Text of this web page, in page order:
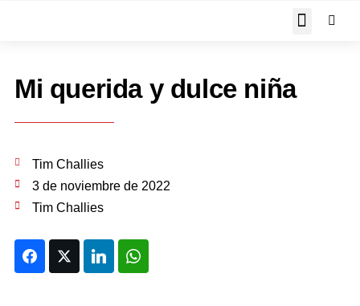
Mi querida y dulce niña
Tim Challies
3 de noviembre de 2022
Tim Challies
FacebookTwitter LinkedIn